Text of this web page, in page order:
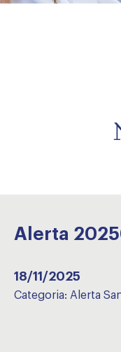
Alerta
18/11/2025
Categoria: Alerta